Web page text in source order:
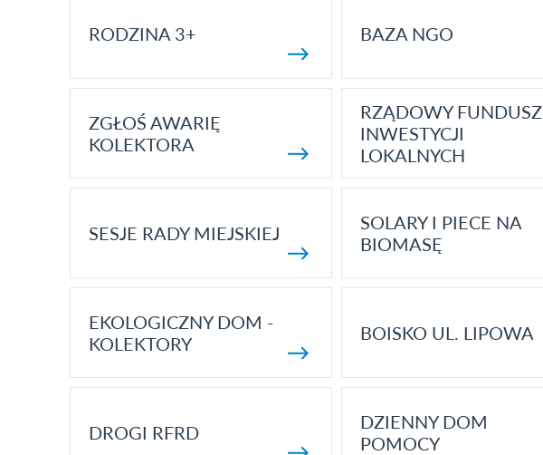
RODZINA 3+ BAZA NGO
ZGŁOŚ AWARIĘ
KOLEKTORA
RZĄDOWY FUNDUSZ
INWESTYCJI
LOKALNYCH
SESJE RADY MIEJSKIEJ
SOLARY I PIECE NA
BIOMASĘ
EKOLOGICZNY DOM -
KOLEKTORY
BOISKO UL. LIPOWA
DROGI RFRD
DZIENNY DOM
POMOCY